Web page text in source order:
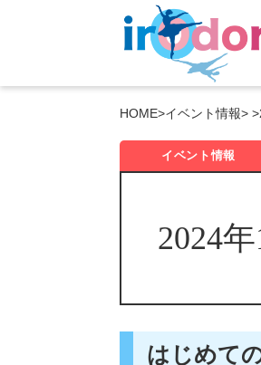
HOME>イベント情報> >
イベント情報
2024
はじめて